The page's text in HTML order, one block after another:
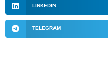
LINKEDIN
TELEGRAM